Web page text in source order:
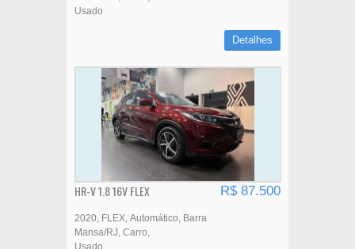
Usado
Detalhes
HR-V 1.8 16V FLEX R$ 87.500
2020 FLEX Automático
Barra
Mansa/RJ Carro